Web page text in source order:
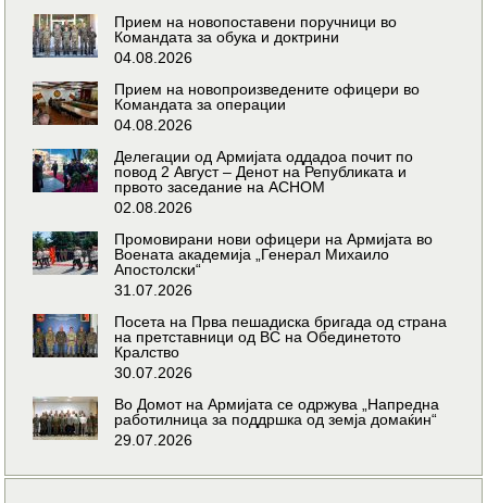
Прием на новопоставени поручници во
Командата за обука и доктрини
04.08.2026
Прием на новопроизведените офицери во
Командата за операции
04.08.2026
Делегации од Армијата оддадоа почит по
повод 2 Август – Денот на Републиката и
првото заседание на АСНОМ
02.08.2026
Промовирани нови офицери на Армијата во
Воената академија „Генерал Михаило
Апостолски“
31.07.2026
Посета на Прва пешадиска бригада од страна
на претставници од ВС на Обединетото
Кралство
30.07.2026
Во Домот на Армијата се одржува „Напредна
работилница за поддршка од земја домаќин“
29.07.2026